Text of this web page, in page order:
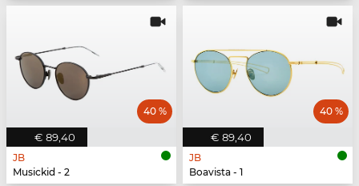
€ 89,40
40 %
JB
Musickid - 2
€ 89,40
40 %
JB
Boavista - 1